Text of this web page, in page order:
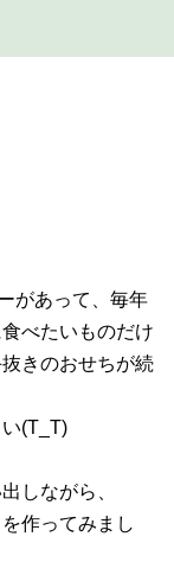
があって、毎年
べたいものだけ
きのおせちが続
(T_T)
しながら、
作ってみまし